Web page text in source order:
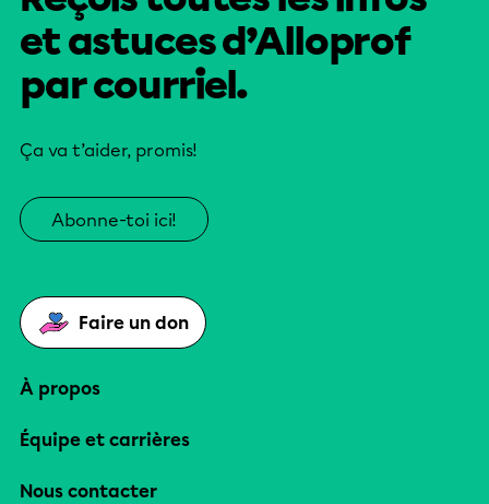
et astuces d’Alloprof
par courriel.
Ça va t’aider, promis!
Abonne-toi ici!
Faire un don
À propos
Équipe et carrières
Nous contacter